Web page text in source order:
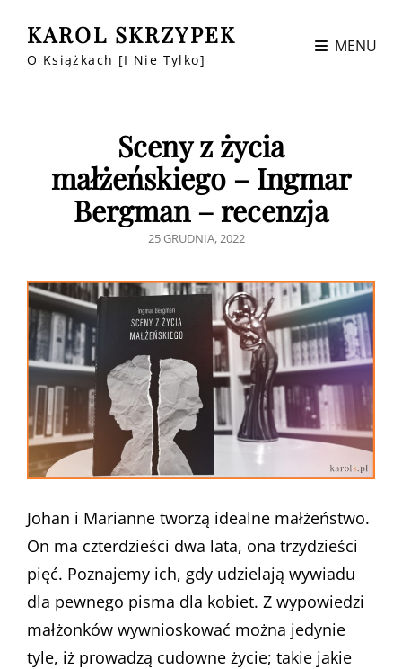
KAROL SKRZYPEK
O Książkach [i Nie Tylko]
MENU
Sceny z życia
małżeńskiego – Ingmar
Bergman – recenzja
POSTED
25 GRUDNIA, 2022
Johan i Marianne tworzą idealne małżeństwo.
On ma czterdzieści dwa lata, ona trzydzieści
pięć. Poznajemy ich, gdy udzielają wywiadu
dla pewnego pisma dla kobiet. Z wypowiedzi
małżonków wywnioskować można jedynie
tyle, iż prowadzą cudowne życie; takie jakie